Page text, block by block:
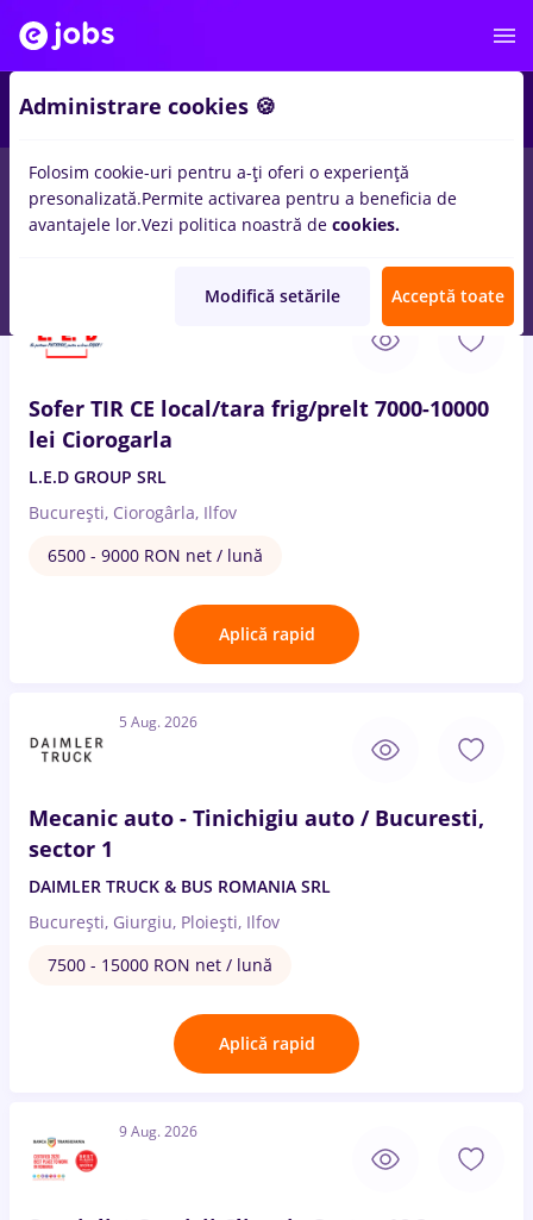
Salarii Remote (de acasă) București Cluj-
Sofer TIR CE local/tara frig/prelt 7000-10000
lei Ciorogarla
L.E.D GROUP SRL
București, Ciorogârla, Ilfov
6500 - 9000 RON net / lună
Aplică rapid
5 Aug. 2026
Mecanic auto - Tinichigiu auto / Bucuresti,
sector 1
DAIMLER TRUCK & BUS ROMANIA SRL
București, Giurgiu, Ploiești, Ilfov
7500 - 15000 RON net / lună
Aplică rapid
9 Aug. 2026
Administrare cookies 🍪
Folosim cookie-uri pentru a-ți oferi o experiență
presonalizată.Permite activarea pentru a beneficia de
avantajele lor.Vezi politica noastră de cookies.
Modifică setările Acceptă toate